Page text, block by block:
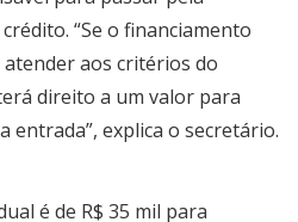
“Se o financiamento
aos critérios do
direito a um valor para
entrada”, explica o secretário.
é de R$ 35 mil para